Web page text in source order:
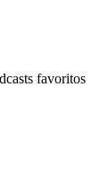
favoritos